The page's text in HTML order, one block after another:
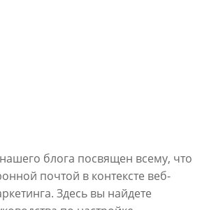
блога посвящен всему, что
почтой в контексте веб-
Здесь вы найдете